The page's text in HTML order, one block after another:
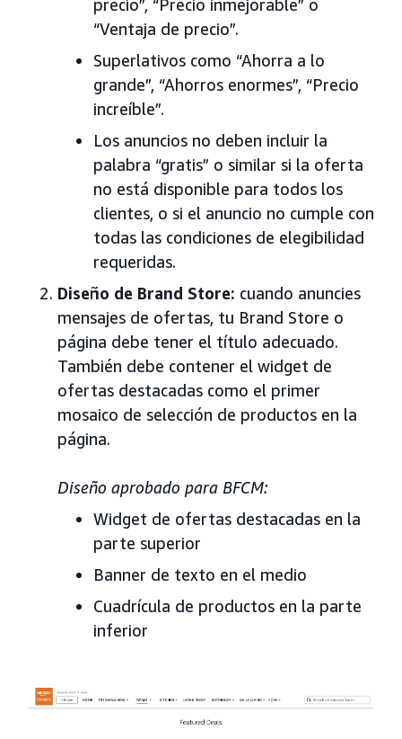
precio”, “Precio inmejorable” o
“Ventaja de precio”.
Superlativos como “Ahorra a lo
grande”, “Ahorros enormes”, “Precio
increíble”.
Los anuncios no deben incluir la
palabra “gratis” o similar si la oferta
no está disponible para todos los
clientes, o si el anuncio no cumple con
todas las condiciones de elegibilidad
requeridas.
Diseño de Brand Store: cuando anuncies
mensajes de ofertas, tu Brand Store o
página debe tener el título adecuado.
También debe contener el widget de
ofertas destacadas como el primer
mosaico de selección de productos en la
página.
Diseño aprobado para BFCM:
Widget de ofertas destacadas en la
parte superior
Banner de texto en el medio
Cuadrícula de productos en la parte
inferior